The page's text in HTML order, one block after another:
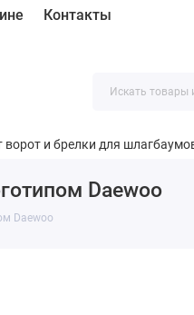
Контакты
ворот и брелки для
Daewoo
Daewoo